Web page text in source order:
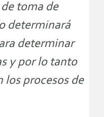
toma de
determinará
determinar
y por lo tanto
los procesos de